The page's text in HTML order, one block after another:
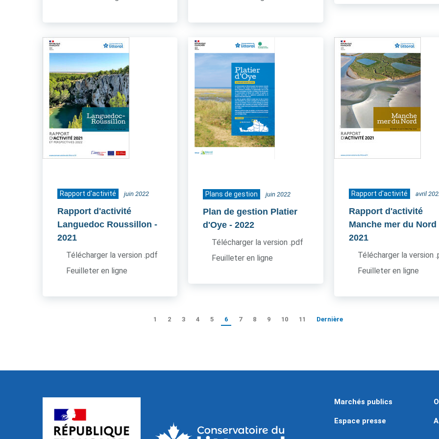
Rapport d'activité juin 2022
Rapport d'activité
Languedoc Roussillon -
2021
Télécharger la version .pdf
Feuilleter en ligne
Plans de gestion juin 2022
Plan de gestion Platier
d'Oye - 2022
Télécharger la version .pdf
Feuilleter en ligne
Rapport d'activité avril
Rapport d'activité
Manche mer du Nord
2021
Télécharger la version
Feuilleter en ligne
1 2 3 4 5 6 7 8 9 10 11 Dernière
Marchés publics
Espace presse